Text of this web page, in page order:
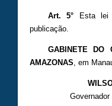
Art. 5° Esta lei
publicação.
GABINETE DO
AMAZONAS , em